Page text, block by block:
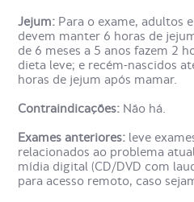
Para que serve o
Ultrassonografia
de Próstata
O Exame Ultrassonografia
Transretal é solicitado pelo
identificar e/ou avaliar traumas
Entre elas:
Jejum: Para o exame, adultos
devem manter 6 horas de
de 6 meses a 5 anos fazem 2
dieta leve; e recém-nascidos
horas de jejum após mamar.
Contraindicações: Não há.
Exames anteriores: leve
relacionados ao problema
mídia digital (CD/DVD com
para acesso remoto, caso